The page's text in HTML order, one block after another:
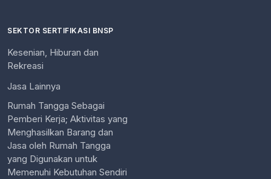
SEKTOR SERTIFIKASI BNSP
Kesenian, Hiburan dan
Rekreasi
Jasa Lainnya
Rumah Tangga Sebagai
Pemberi Kerja; Aktivitas yang
Menghasilkan Barang dan
Jasa oleh Rumah Tangga
yang Digunakan untuk
Memenuhi Kebutuhan Sendiri